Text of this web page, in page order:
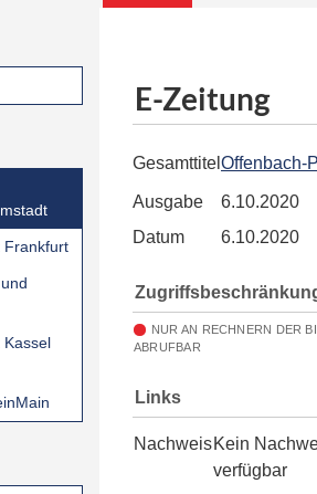
Frankfurt
Kassel
E-Zeitung
Gesamttitel Offenbach-
Ausgabe
6.10.2020
Datum
6.10.2020
NUR AN RECHNERN DER
ABRUFBAR
Links
NachweisKein
verfügbar